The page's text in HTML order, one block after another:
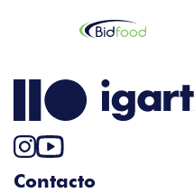
Contacto